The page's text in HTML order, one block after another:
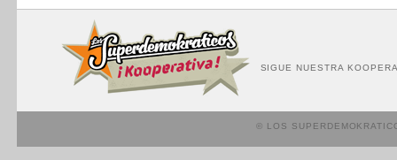
SIGUE NUESTRA
© LOS